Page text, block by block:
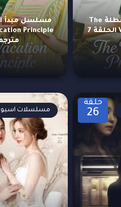
مسلسل مبدأ العطلة The
Vacation Principle الحلقة 7
حلقة
26 مسلسلات